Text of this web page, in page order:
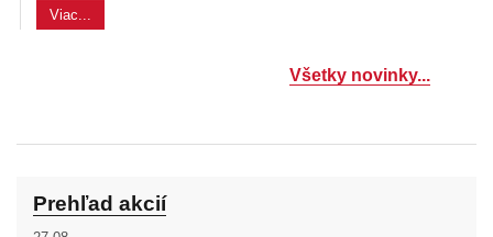
Viac...
Všetky novinky...
Prehľad akcií